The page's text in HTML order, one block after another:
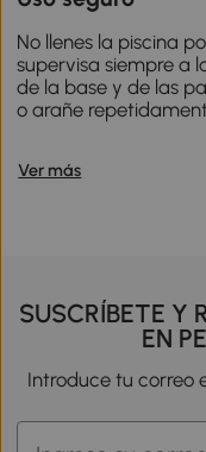
No llenes la piscina
supervisa siempre a
de la base y de las
o arañe
Ver más
SUSCRÍBETE Y
EN
Introduce tu correo